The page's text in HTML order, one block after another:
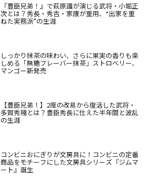
『豊臣兄弟！』で萩原護が演じる武将・小堀正
次とは？秀長・秀吉・家康が重用、“出家を重
ねた実務派”の生涯
しっかり抹茶の味わい、さらに果実の香りも楽
しめる「無糖フレーバー抹茶」ストロベリー、
マンゴー新発売
【豊臣兄弟！】2度の改易から復活した武将・
多賀秀種とは？豊臣秀長に仕えた半年間と波乱
の生涯
コンビニおにぎりが文房具に！コンビニの定番
商品をモチーフにした文房具シリーズ『ジムマ
ート』誕生